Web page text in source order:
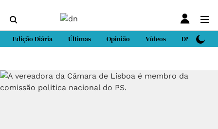
Edição Diária Últimas Opinião Vídeos DN Sport